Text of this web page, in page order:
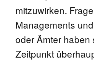
mitzuwirken.
Managements
oder Ämter haben
Zeitpunkt